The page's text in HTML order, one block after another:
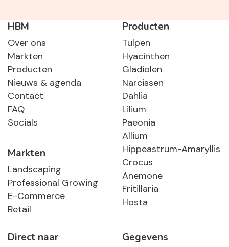
HBM
Over ons
Markten
Producten
Nieuws & agenda
Contact
FAQ
Socials
Markten
Landscaping
Professional Growing
E-Commerce
Retail
Producten
Tulpen
Hyacinthen
Gladiolen
Narcissen
Dahlia
Lilium
Paeonia
Allium
Hippeastrum-Amaryllis
Crocus
Anemone
Fritillaria
Hosta
Direct naar Gegevens